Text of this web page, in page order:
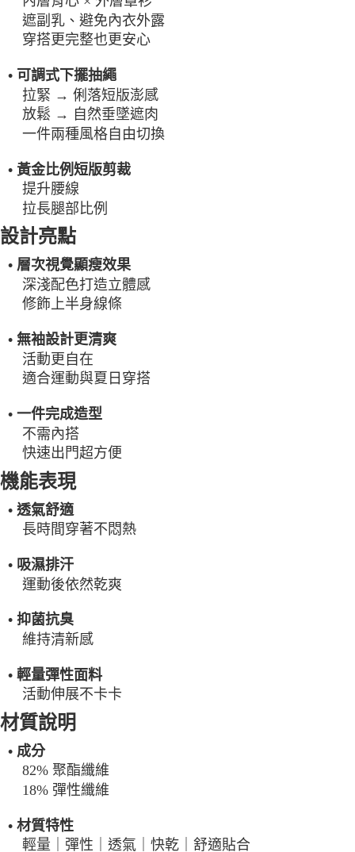
每筆NT$100，滿NT$2,000(含以上)免運費
一般宅配
宅配出貨(2000以上免運)
每筆NT$100，滿NT$2,000(含以上)免運費
遮副乳、避免內衣外露
穿搭更完整也更安心
• 可調式下擺抽繩
拉緊 → 俐落短版澎感
放鬆 → 自然垂墜遮肉
一件兩種風格自由切換
• 黃金比例短版剪裁
提升腰線
拉長腿部比例
設計亮點
• 層次視覺顯瘦效果
深淺配色打造立體感
修飾上半身線條
• 無袖設計更清爽
活動更自在
適合運動與夏日穿搭
• 一件完成造型
不需內搭
快速出門超方便
機能表現
• 透氣舒適
長時間穿著不悶熱
• 吸濕排汗
運動後依然乾爽
• 抑菌抗臭
維持清新感
• 輕量彈性面料
活動伸展不卡卡
材質說明
• 成分
82% 聚酯纖維
18% 彈性纖維
• 材質特性
輕量｜彈性｜透氣｜快乾｜舒適貼合